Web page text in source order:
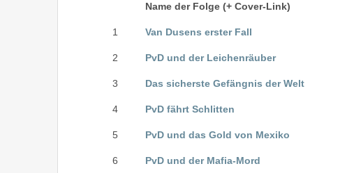
Name der Folge (+ Cover-Link)
1 Van Dusens erster Fall
2 PvD und der Leichenräuber
3 Das sicherste Gefängnis der Welt
4 PvD fährt Schlitten
5 PvD und das Gold von Mexiko
6 PvD und der Mafia-Mord